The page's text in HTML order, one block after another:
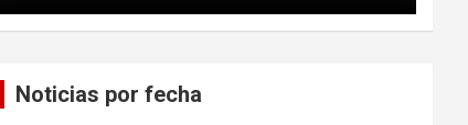
Noticias por fecha